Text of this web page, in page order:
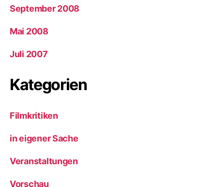
September 2008
Mai 2008
Juli 2007
Kategorien
Filmkritiken
in eigener Sache
Veranstaltungen
Vorschau